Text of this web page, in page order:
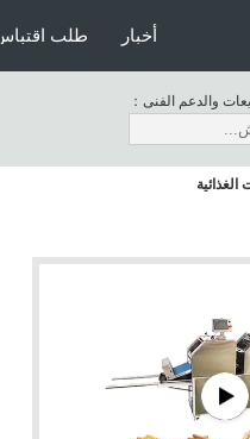
طلب أخبار
والدعم الفنى：